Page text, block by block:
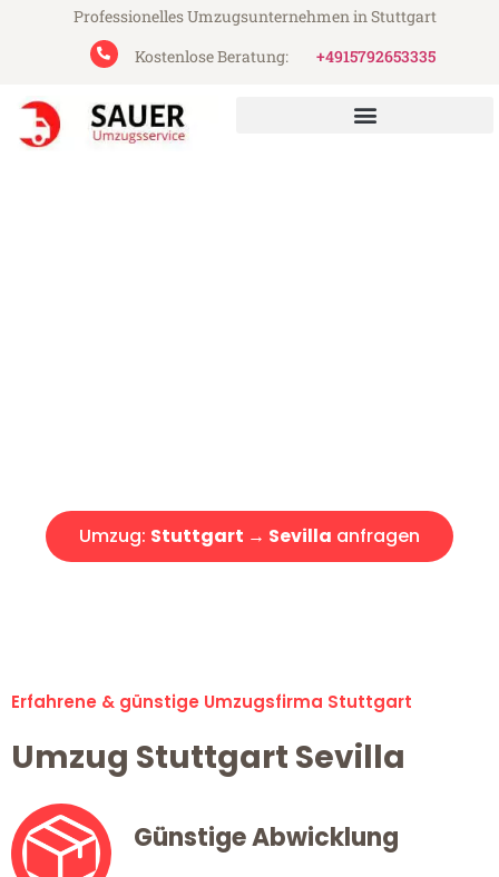
Professionelles Umzugsunternehmen in Stuttgart
Kostenlose Beratung:
+4915792653335
Umzug: Stuttgart → Sevilla anfragen
Erfahrene & günstige Umzugsfirma Stuttgart
Umzug Stuttgart Sevilla
Günstige Abwicklung